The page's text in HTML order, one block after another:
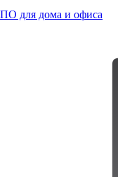
ПО для дома и офиса